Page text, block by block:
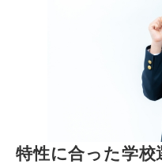
特性に合った学校